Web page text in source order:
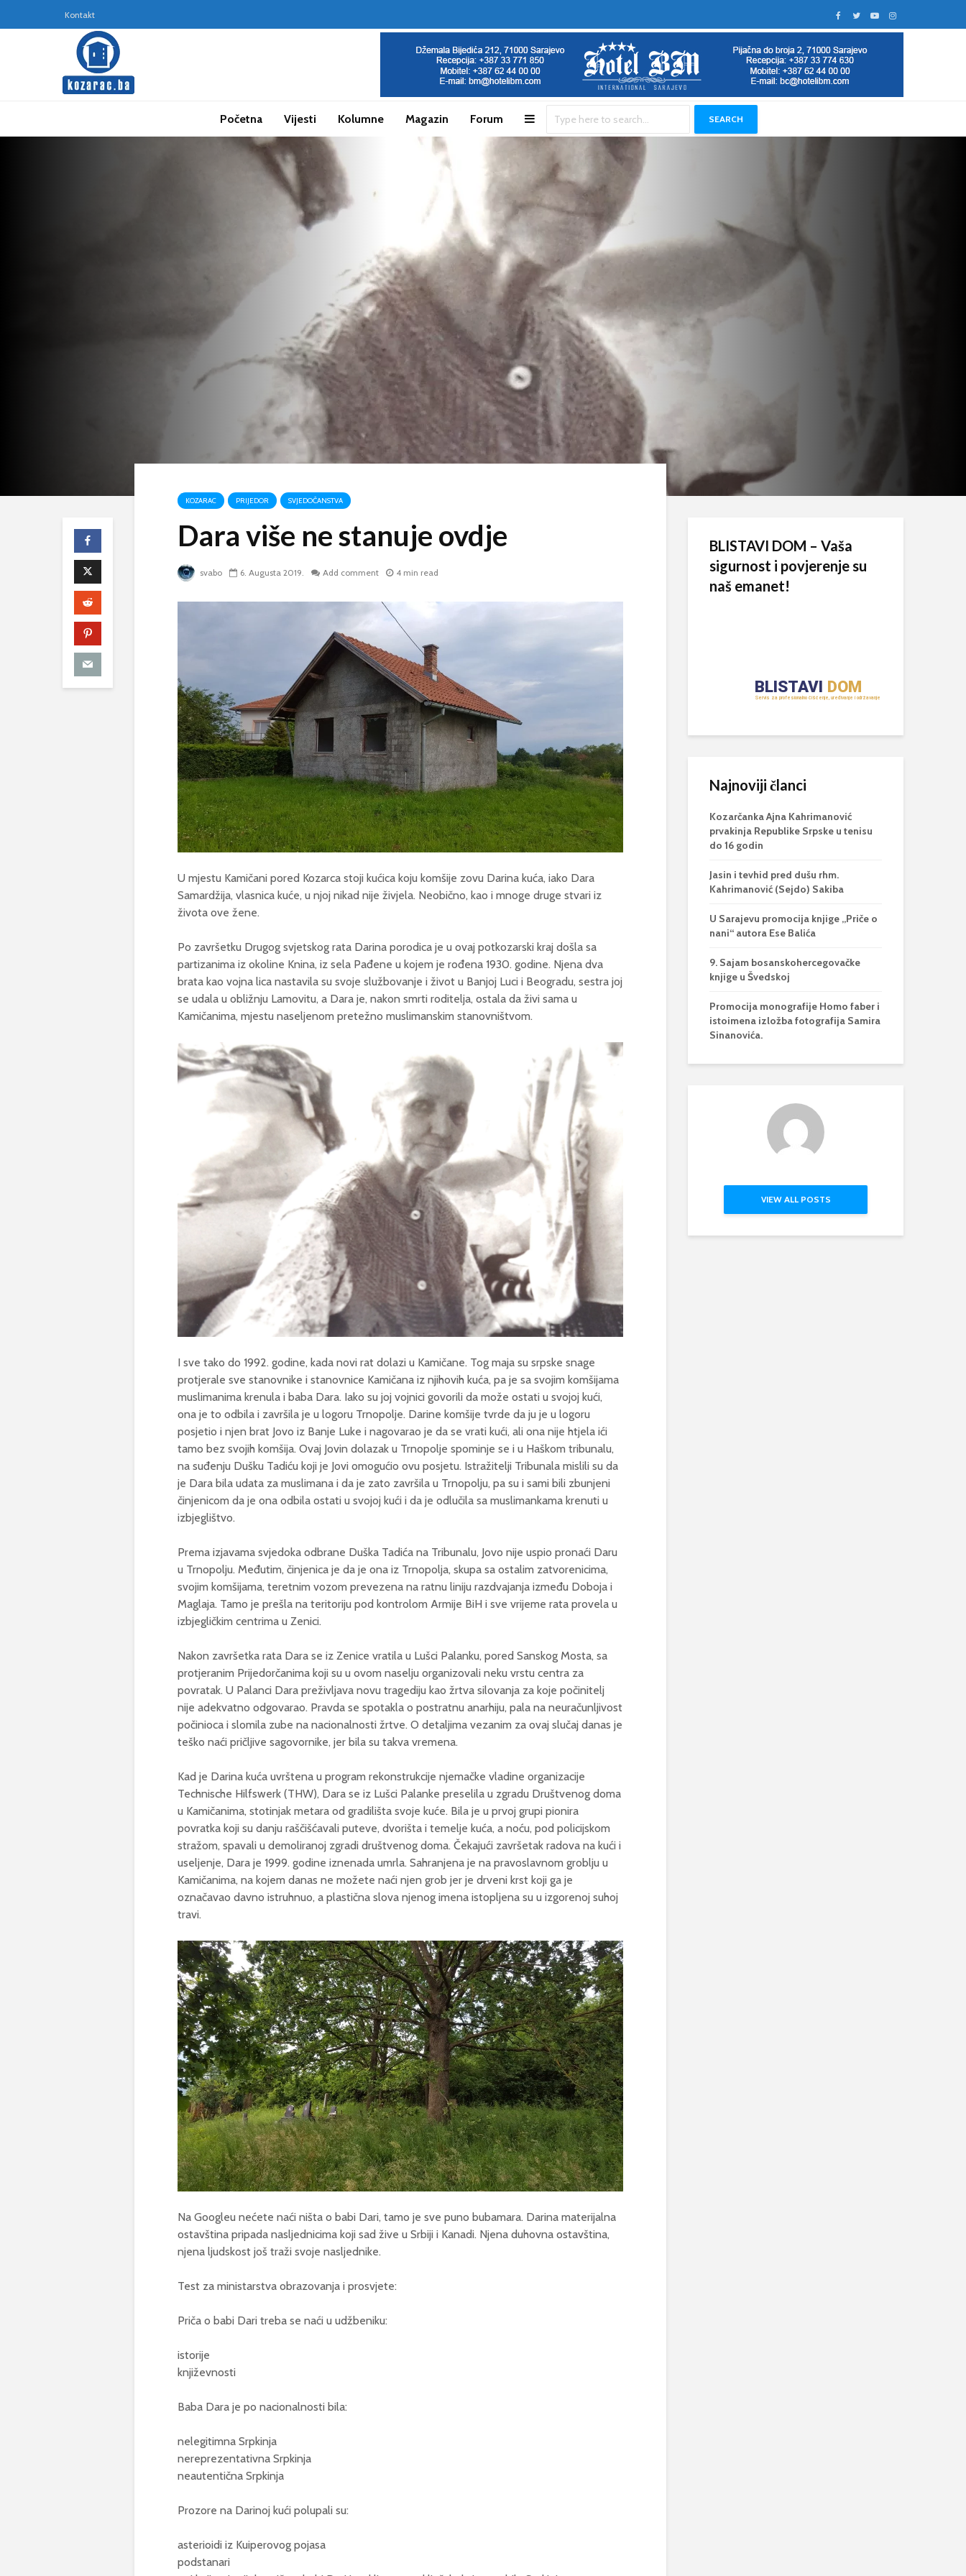
Kontakt
Početna Vijesti Kolumne Magazin Forum SEARCH
KOZARAC PRIJEDOR SVJEDOČANSTVA
Dara više ne stanuje ovdje
svabo 6. Augusta 2019. Add comment 4 min read
U mjestu Kamičani pored Kozarca stoji kućica koju komšije zovu Darina kuća, iako Dara
Samardžija, vlasnica kuće, u njoj nikad nije živjela. Neobično, kao i mnoge druge stvari iz
života ove žene.
Po završetku Drugog svjetskog rata Darina porodica je u ovaj potkozarski kraj došla sa
partizanima iz okoline Knina, iz sela Pađene u kojem je rođena 1930. godine. Njena dva
brata kao vojna lica nastavila su svoje službovanje i život u Banjoj Luci i Beogradu, sestra joj
se udala u obližnju Lamovitu, a Dara je, nakon smrti roditelja, ostala da živi sama u
Kamičanima, mjestu naseljenom pretežno muslimanskim stanovništvom.
I sve tako do 1992. godine, kada novi rat dolazi u Kamičane. Tog maja su srpske snage
protjerale sve stanovnike i stanovnice Kamičana iz njihovih kuća, pa je sa svojim komšijama
muslimanima krenula i baba Dara. Iako su joj vojnici govorili da može ostati u svojoj kući,
ona je to odbila i završila je u logoru Trnopolje. Darine komšije tvrde da ju je u logoru
posjetio i njen brat Jovo iz Banje Luke i nagovarao je da se vrati kući, ali ona nije htjela ići
tamo bez svojih komšija. Ovaj Jovin dolazak u Trnopolje spominje se i u Haškom tribunalu,
na suđenju Dušku Tadiću koji je Jovi omogućio ovu posjetu. Istražitelji Tribunala mislili su da
je Dara bila udata za muslimana i da je zato završila u Trnopolju, pa su i sami bili zbunjeni
činjenicom da je ona odbila ostati u svojoj kući i da je odlučila sa muslimankama krenuti u
izbjeglištvo.
Prema izjavama svjedoka odbrane Duška Tadića na Tribunalu, Jovo nije uspio pronaći Daru
u Trnopolju. Međutim, činjenica je da je ona iz Trnopolja, skupa sa ostalim zatvorenicima,
svojim komšijama, teretnim vozom prevezena na ratnu liniju razdvajanja između Doboja i
Maglaja. Tamo je prešla na teritoriju pod kontrolom Armije BiH i sve vrijeme rata provela u
izbjegličkim centrima u Zenici.
Nakon završetka rata Dara se iz Zenice vratila u Lušci Palanku, pored Sanskog Mosta, sa
protjeranim Prijedorčanima koji su u ovom naselju organizovali neku vrstu centra za
povratak. U Palanci Dara preživljava novu tragediju kao žrtva silovanja za koje počinitelj
nije adekvatno odgovarao. Pravda se spotakla o postratnu anarhiju, pala na neuračunljivost
počinioca i slomila zube na nacionalnosti žrtve. O detaljima vezanim za ovaj slučaj danas je
teško naći pričljive sagovornike, jer bila su takva vremena.
Kad je Darina kuća uvrštena u program rekonstrukcije njemačke vladine organizacije
Technische Hilfswerk (THW), Dara se iz Lušci Palanke preselila u zgradu Društvenog doma
u Kamičanima, stotinjak metara od gradilišta svoje kuće. Bila je u prvoj grupi pionira
povratka koji su danju raščišćavali puteve, dvorišta i temelje kuća, a noću, pod policijskom
stražom, spavali u demoliranoj zgradi društvenog doma. Čekajući završetak radova na kući i
useljenje, Dara je 1999. godine iznenada umrla. Sahranjena je na pravoslavnom groblju u
Kamičanima, na kojem danas ne možete naći njen grob jer je drveni krst koji ga je
označavao davno istruhnuo, a plastična slova njenog imena istopljena su u izgorenoj suhoj
travi.
Na Googleu nećete naći ništa o babi Dari, tamo je sve puno bubamara. Darina materijalna
ostavština pripada nasljednicima koji sad žive u Srbiji i Kanadi. Njena duhovna ostavština,
njena ljudskost još traži svoje nasljednike.
Test za ministarstva obrazovanja i prosvjete:
Priča o babi Dari treba se naći u udžbeniku:
istorije
književnosti
Baba Dara je po nacionalnosti bila:
nelegitimna Srpkinja
nereprezentativna Srpkinja
neautentična Srpkinja
Prozore na Darinoj kući polupali su:
asterioidi iz Kuiperovog pojasa
podstanari
BLISTAVI DOM – Vaša
sigurnost i povjerenje su
naš emanet!
Najnoviji članci
Kozarčanka Ajna Kahrimanović
prvakinja Republike Srpske u tenisu
do 16 godin
Jasin i tevhid pred dušu rhm.
Kahrimanović (Sejdo) Sakiba
U Sarajevu promocija knjige „Priče o
nani“ autora Ese Balića
9. Sajam bosanskohercegovačke
knjige u Švedskoj
Promocija monografije Homo faber i
istoimena izložba fotografija Samira
Sinanovića.
VIEW ALL POSTS